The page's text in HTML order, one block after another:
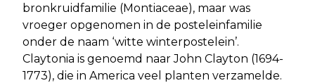
bronkruidfamilie (Montiaceae), maar was
vroeger opgenomen in de posteleinfamilie
onder de naam ‘witte winterpostelein’.
Claytonia is genoemd naar John Clayton (1694-
1773), die in America veel planten verzamelde.